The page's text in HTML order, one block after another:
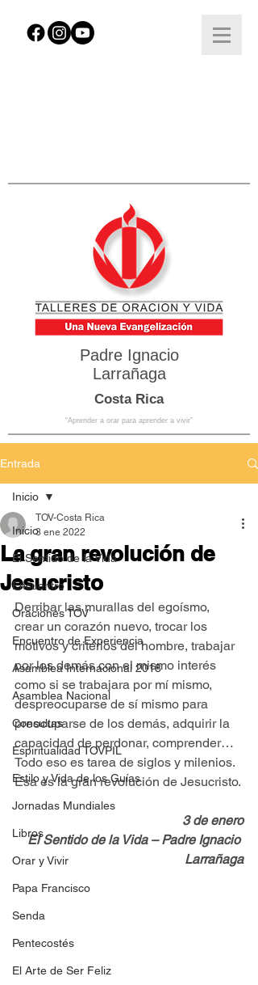
Padre Ignacio
Larrañaga
Costa Rica
“Aprender a orar para aprender a vivir”
Entrada
Inicio
El Sentido de la Vida
Encuentro
Oraciones TOV
Encuentro de Experiencia
Asamblea Internacional 2018
Asamblea Nacional
Consultas
Espiritualidad TOVPIL
Estilo y Vida de los Guías
Jornadas Mundiales
Libros
Orar y Vivir
Papa Francisco
Senda
Pentecostés
El Arte de Ser Feliz
Inicio
La gran revolución de
Jesucristo
TOV-Costa Rica
3 ene 2022
Derribar las murallas del egoísmo,
crear un corazón nuevo, trocar los
motivos y criterios del hombre, trabajar
por los demás con el mismo interés
como si se trabajara por mí mismo,
despreocuparse de sí mismo para
preocuparse de los demás, adquirir la
capacidad de perdonar, comprender…
Todo eso es tarea de siglos y milenios.
Ésa es la gran revolución de Jesucristo.
3 de enero
El Sentido de la Vida – Padre Ignacio
Larrañaga